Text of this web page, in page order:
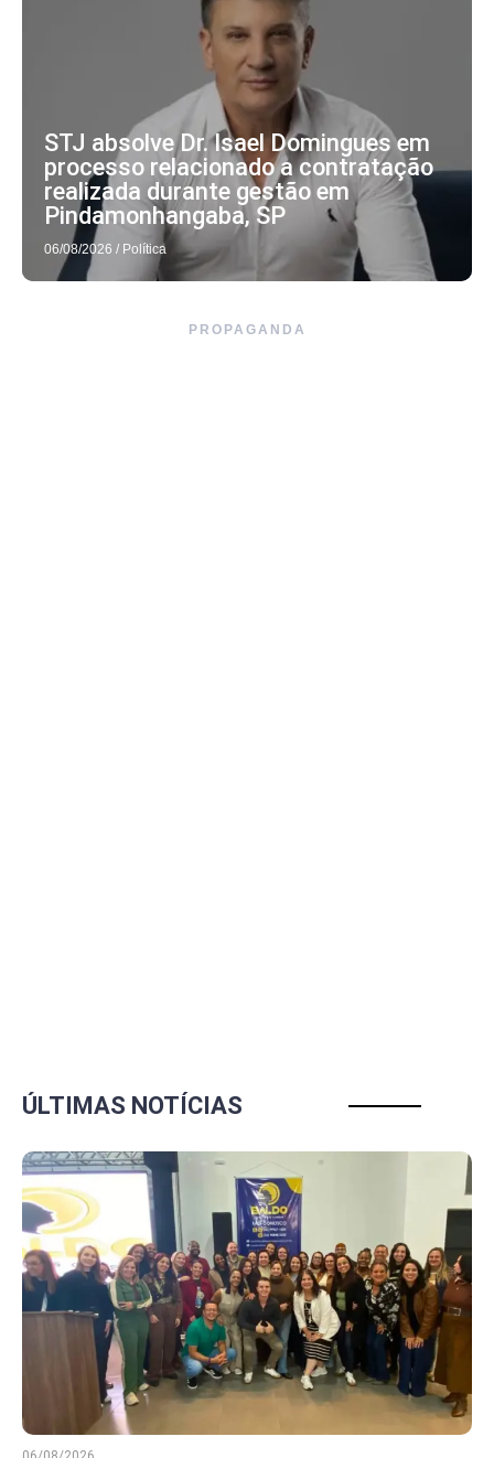
STJ absolve Dr. Isael Domingues em
processo relacionado a contratação
realizada durante gestão em
Pindamonhangaba, SP
06/08/2026 / Política
PROPAGANDA
ÚLTIMAS NOTÍCIAS